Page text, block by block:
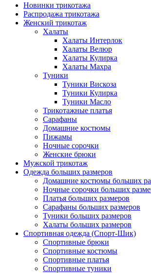
Новинки трикотажа
Распродажа трикотажа
Женский трикотаж
Халаты
Халаты Интерлок
Халаты Велюр
Халаты Кулирка
Халаты Махра
Туники
Туники Вискоза
Туники Кулирка
Туники Масло
Трикотажные платья
Сарафаны
Домашние костюмы
Пижамы
Ночные сорочки
Женские брюки
Мужской трикотаж
Одежда больших размеров
Домашние костюмы больших
Ночные сорочки больших
Платья больших размеров
Сарафаны больших размеров
Туники больших размеров
Халаты больших размеров
Спортивная одежда (Спорт-Шик)
Спортивные брюки
Спортивные костюмы
Спортивные платья
Спортивные туники